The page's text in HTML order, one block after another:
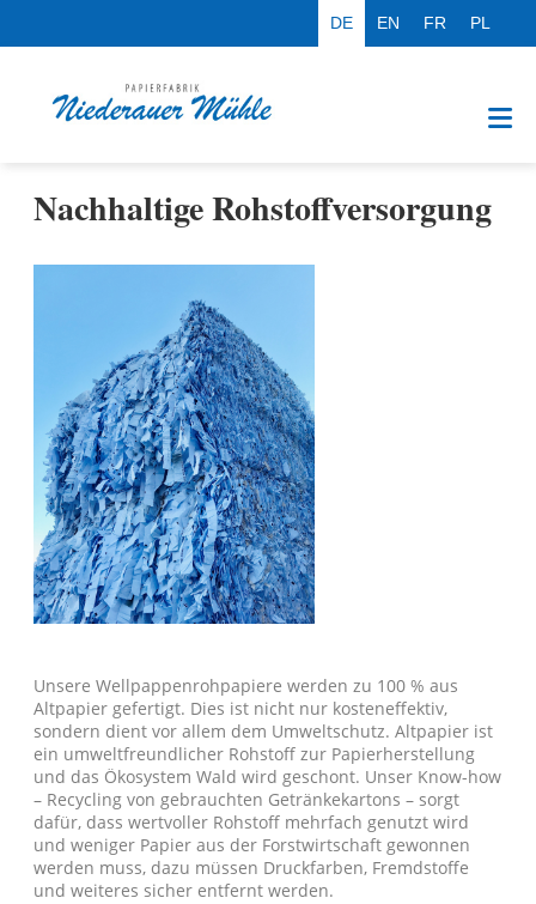
DE EN FR PL
Nachhaltige Rohstoffversorgung
Unsere Wellpappenrohpapiere werden zu 100 % aus
Altpapier gefertigt. Dies ist nicht nur kosteneffektiv,
sondern dient vor allem dem Umweltschutz. Altpapier ist
ein umweltfreundlicher Rohstoff zur Papierherstellung
und das Ökosystem Wald wird geschont. Unser Know-how
– Recycling von gebrauchten Getränkekartons – sorgt
dafür, dass wertvoller Rohstoff mehrfach genutzt wird
und weniger Papier aus der Forstwirtschaft gewonnen
werden muss, dazu müssen Druckfarben, Fremdstoffe
und weiteres sicher entfernt werden.